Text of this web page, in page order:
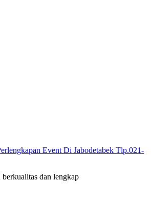
Event Di Jabodetabek Tlp.021-
dan lengkap